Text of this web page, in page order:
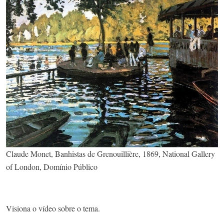
Claude Monet, Banhistas de Grenouillière, 1869, National Gallery
of London, Domínio Público
Visiona o vídeo sobre o tema.